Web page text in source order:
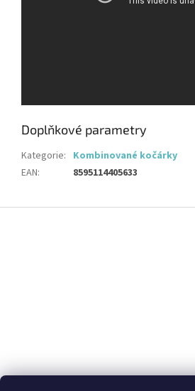
Doplňkové parametry
Kategorie: Kombinované kočárky
EAN: 8595114405633